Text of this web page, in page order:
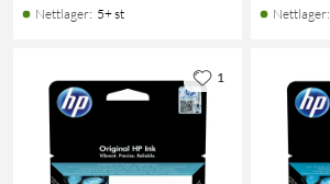
Nettlager: 5+ st Nettlager:
1